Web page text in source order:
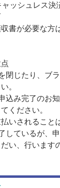
ッシュレス決
書が必要な方
閉じたり、ブ
。
込み完了のお
ください。
いされること
しているが、
い、行います